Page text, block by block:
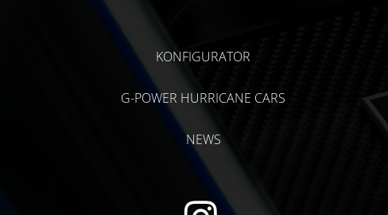
KONFIGURATOR
G-POWER HURRICANE CARS
NEWS